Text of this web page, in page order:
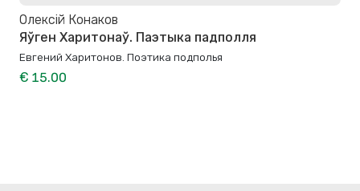
Олексій Конаков
Яўген Харитонаў. Паэтыка падполля
Евгений Харитонов. Поэтика подполья
€ 15.00